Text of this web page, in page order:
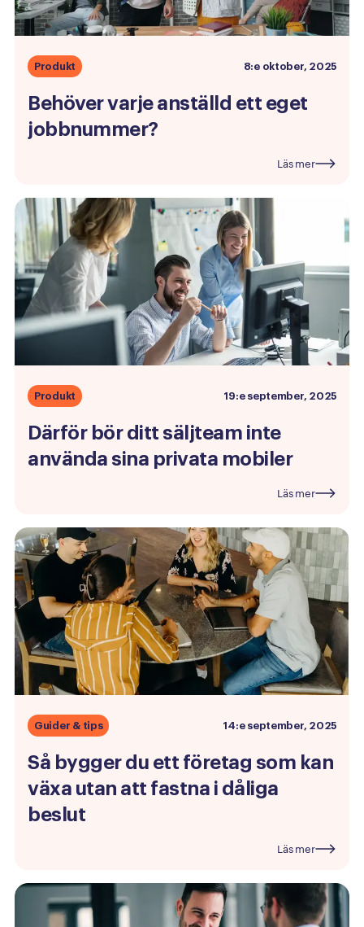
Produkt 8:e oktober, 2025
Behövervarje anställd ett eget
jobbnummer?
Läs mer
Produkt 19:e september, 2025
Därför bör ditt säljteam inte
använda sina privata mobiler
Läs mer
Guider & tips 14:e september, 2025
Så bygger du ett företag som kan
växa utan att fastna i dåliga
beslut
Läs mer